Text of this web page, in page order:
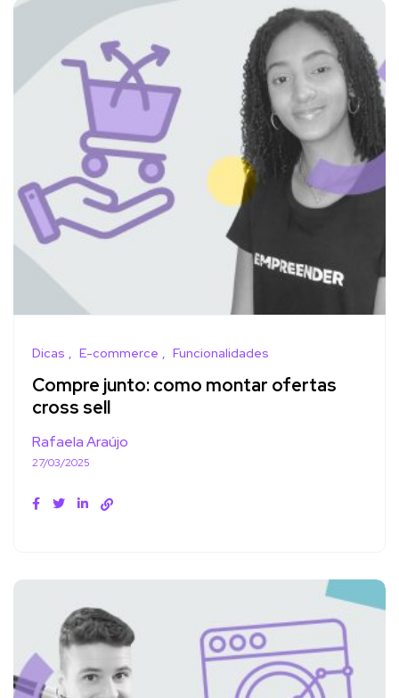
Dicas E-commerce Funcionalidades
Compre junto: como montar ofertas
cross sell
Rafaela Araújo
27/03/2025